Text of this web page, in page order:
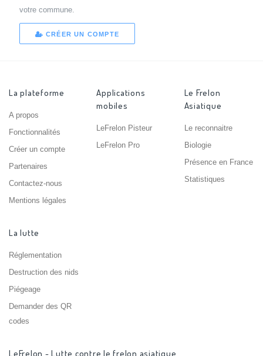
votre commune.
CRÉER UN COMPTE
La plateforme
A propos
Fonctionnalités
Créer un compte
Partenaires
Contactez-nous
Mentions légales
Applications
mobiles
LeFrelon Pisteur
LeFrelon Pro
Le Frelon
Asiatique
Le reconnaitre
Biologie
Présence en France
Statistiques
La lutte
Réglementation
Destruction des nids
Piégeage
Demander des QR
codes
LeFrelon - Lutte contre le frelon asiatique